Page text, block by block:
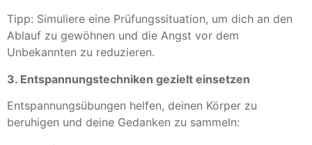
Tipp: Simuliere eine Prüfungssituation, um dich an den
Ablauf zu gewöhnen und die Angst vor dem
Unbekannten zu reduzieren.
3. Entspannungstechniken gezielt einsetzen
Entspannungsübungen helfen, deinen Körper zu
beruhigen und deine Gedanken zu sammeln: